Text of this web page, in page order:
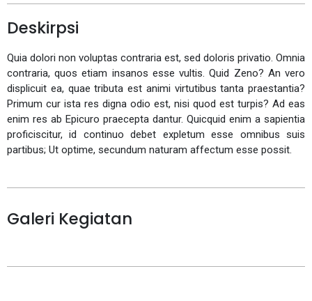
Deskirpsi
Quia dolori non voluptas contraria est, sed doloris privatio. Omnia
contraria, quos etiam insanos esse vultis. Quid Zeno? An vero
displicuit ea, quae tributa est animi virtutibus tanta praestantia?
Primum cur ista res digna odio est, nisi quod est turpis? Ad eas
enim res ab Epicuro praecepta dantur. Quicquid enim a sapientia
proficiscitur, id continuo debet expletum esse omnibus suis
partibus; Ut optime, secundum naturam affectum esse possit.
Galeri Kegiatan